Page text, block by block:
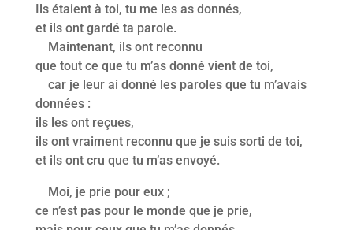
Ils étaient à toi, tu me les as donnés,
et ils ont gardé ta parole.
Maintenant, ils ont reconnu
que tout ce que tu m’as donné vient de toi,
car je leur ai donné les paroles que tu m’avais
données :
ils les ont reçues,
ils ont vraiment reconnu que je suis sorti de toi,
et ils ont cru que tu m’as envoyé.
Moi, je prie pour eux ;
ce n’est pas pour le monde que je prie,